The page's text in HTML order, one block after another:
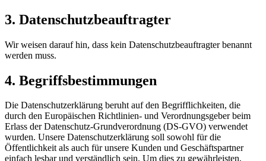
3. Datenschutzbeauftragter
Wir weisen darauf hin, dass kein Datenschutzbeauftragter benannt
werden muss.
4. Begriffsbestimmungen
Die Datenschutzerklärung beruht auf den Begrifflichkeiten, die
durch den Europäischen Richtlinien- und Verordnungsgeber beim
Erlass der Datenschutz-Grundverordnung (DS-GVO) verwendet
wurden. Unsere Datenschutzerklärung soll sowohl für die
Öffentlichkeit als auch für unsere Kunden und Geschäftspartner
einfach lesbar und verständlich sein. Um dies zu gewährleisten,